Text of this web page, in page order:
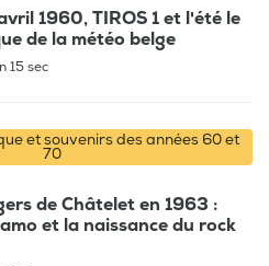
1960, TIROS 1 et l'été le
de la météo belge
15 sec
et souvenirs des années 60 et
70
de Châtelet en 1963 :
et la naissance du rock